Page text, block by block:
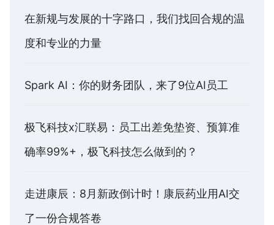
在新规与发展的十字路口，我们找回合规的温
度和专业的力量
Spark AI：你的财务团队，来了9位AI员工
极飞科技x汇联易：员工出差免垫资、预算准
确率99%+，极飞科技怎么做到的？
走进康辰：8月新政倒计时！康辰药业用AI交
了一份合规答卷